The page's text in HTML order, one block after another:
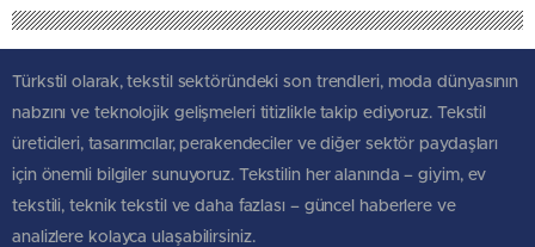
Türkstil olarak, tekstil sektöründeki son trendleri, moda dünyasının
nabzını ve teknolojik gelişmeleri titizlikle takip ediyoruz. Tekstil
üreticileri, tasarımcılar, perakendeciler ve diğer sektör paydaşları
için önemli bilgiler sunuyoruz. Tekstilin her alanında – giyim, ev
tekstili, teknik tekstil ve daha fazlası – güncel haberlere ve
analizlere kolayca ulaşabilirsiniz.